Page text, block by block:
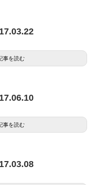
事を読む
事を読む